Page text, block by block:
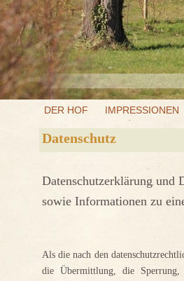
DER HOF IMPRESSIONEN
Datenschutzerklärung und
sowie Informationen zu
Datenschutz
Als die nach den
die Übermittlung, die Sperrung,